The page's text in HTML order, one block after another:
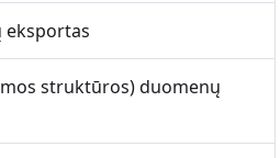
eksportas
struktūros) duomenų